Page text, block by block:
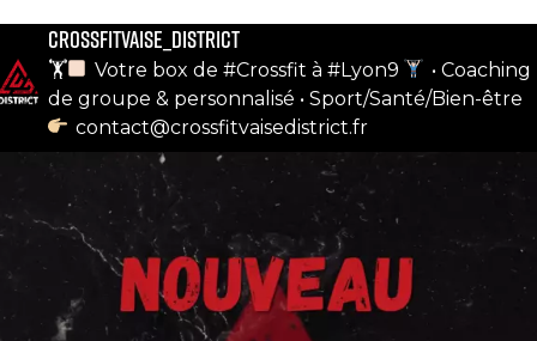
notre compte instagram
crossfitvaise_district
🏋 Votre box de #Crossfit à #Lyon9
• Coaching
de groupe & personnalisé • Sport/Santé/Bien-être
contact@crossfitvaisedistrict.fr